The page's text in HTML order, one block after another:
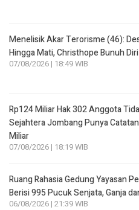
Menelisik Akar Terorisme (46):
Hingga Mati, Christhope Bunuh Diri
07/08/2026 | 18:49 WIB
Rp124 Miliar Hak 302 Anggota
Sejahtera Jombang Punya
Miliar
07/08/2026 | 18:19 WIB
Ruang Rahasia Gedung Yayasan
Berisi 995 Pucuk Senjata, Ganja
06/08/2026 | 21:39 WIB